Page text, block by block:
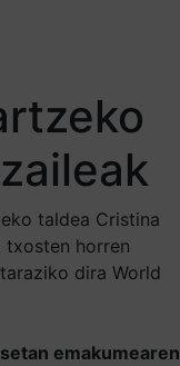
taldea Cristina
txosten horren
dira World
emakumearen